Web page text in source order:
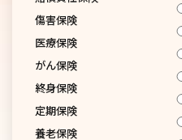
傷害保険
医療保険
がん保険
終身保険
定期保険
養老保険